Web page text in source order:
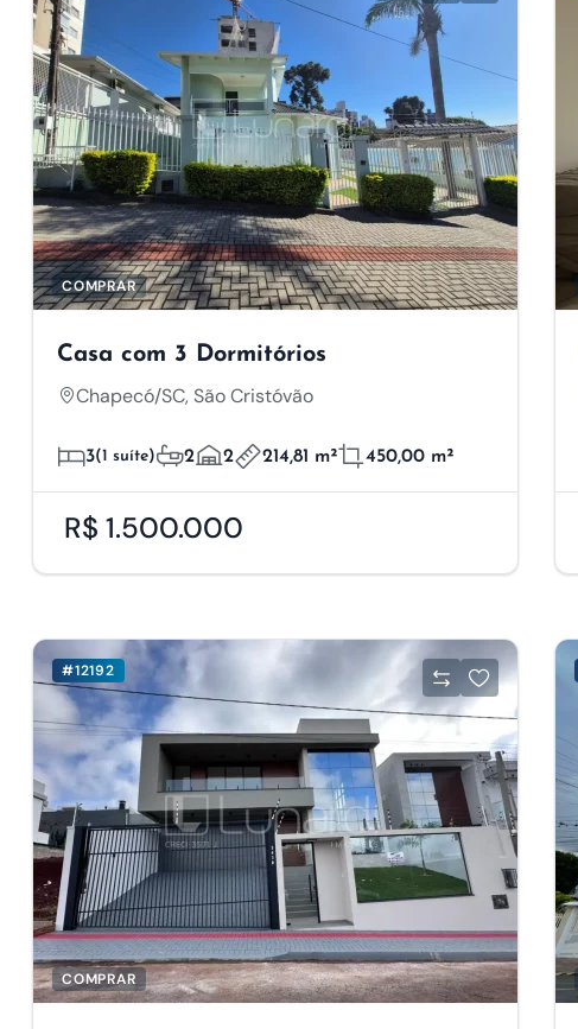
COMPRAR
Casa com 3 Dormitórios
Chapecó/SC, São Cristóvão
3(1 suíte) 2 2 214,81 m² 450,00 m²
R$ 1.500.000
#12192
COMPRAR